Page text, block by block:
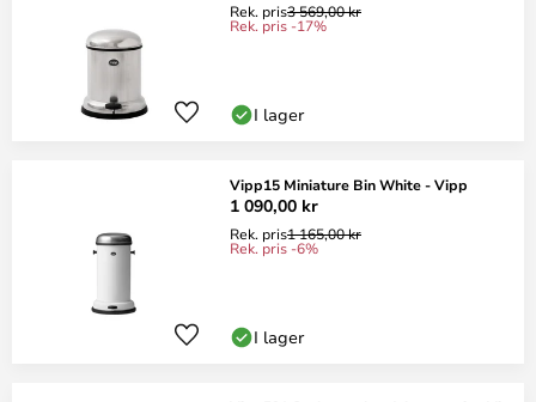
Rek. pris3 569,00 kr
Rek. pris -17%
I lager
Vipp15 Miniature Bin White - Vipp
1 090,00 kr
Rek. pris1 165,00 kr
Rek. pris -6%
I lager